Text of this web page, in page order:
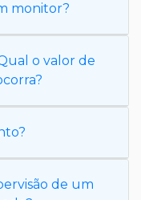
monitor?
o valor de
de um